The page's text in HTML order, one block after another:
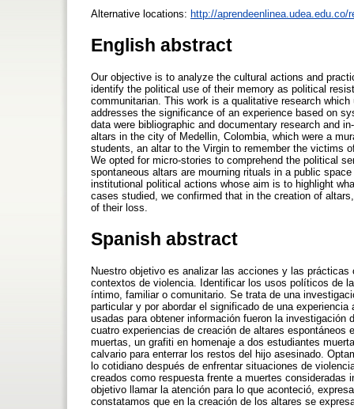
Alternative locations: http://
English abstract
Our objective is to analyze the cultural actions and
identify the political use of their memory as political
communitarian. This work is a qualitative research
addresses the significance of an experience based on
data were bibliographic and documentary research and
altars in the city of Medellin, Colombia, which were a
students, an altar to the Virgin to remember the victims
We opted for micro-stories to comprehend the political
spontaneous altars are mourning rituals in a public
institutional political actions whose aim is to highlight
cases studied, we confirmed that in the creation of
of their loss.
Spanish abstract
Nuestro objetivo es analizar las acciones y las
contextos de violencia. Identificar los usos políticos de
íntimo, familiar o comunitario. Se trata de una
particular y por abordar el significado de una
usadas para obtener información fueron la
cuatro experiencias de creación de altares
muertas, un grafiti en homenaje a dos estudiantes
calvario para enterrar los restos del hijo asesinado.
lo cotidiano después de enfrentar situaciones de
creados como respuesta frente a muertes
objetivo llamar la atención para lo que aconteció,
constatamos que en la creación de los altares se